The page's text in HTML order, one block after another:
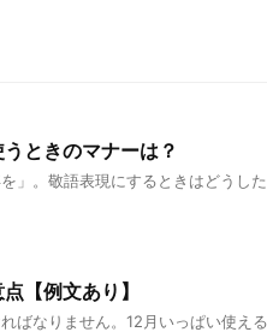
ときのマナーは？
」。敬語表現にするときはどうし
【例文あり】
ばなりません。12月いっぱい使え